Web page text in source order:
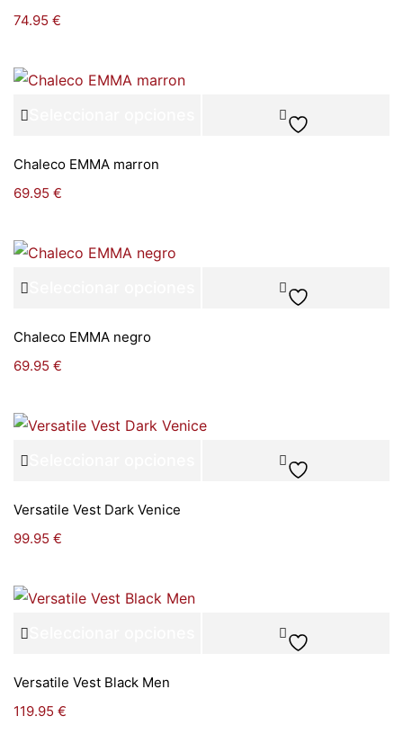
74.95 €
Chaleco EMMA marron
69.95 €
Chaleco EMMA negro
69.95 €
Versatile Vest Dark Venice
99.95 €
Versatile Vest Black Men
119.95 €